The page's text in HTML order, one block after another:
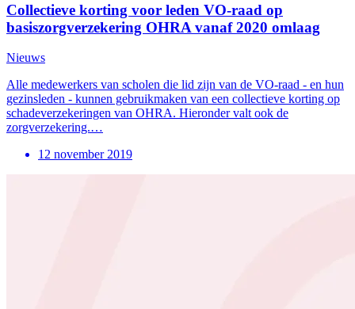
Collectieve korting voor leden VO-raad op
basiszorgverzekering OHRA vanaf 2020 omlaag
Nieuws
Alle medewerkers van scholen die lid zijn van de VO-raad - en hun
gezinsleden - kunnen gebruikmaken van een collectieve korting op
schadeverzekeringen van OHRA. Hieronder valt ook de
zorgverzekering.…
12 november 2019